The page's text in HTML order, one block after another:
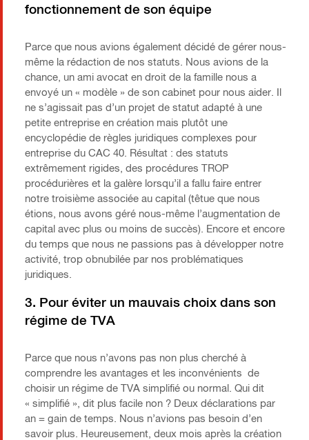
fonctionnement de son équipe
Parce que nous avions également décidé de gérer nous-
même la rédaction de nos statuts. Nous avions de la
chance, un ami avocat en droit de la famille nous a
envoyé un « modèle » de son cabinet pour nous aider. Il
ne s’agissait pas d’un projet de statut adapté à une
petite entreprise en création mais plutôt une
encyclopédie de règles juridiques complexes pour
entreprise du CAC 40. Résultat : des statuts
extrêmement rigides, des procédures TROP
procédurières et la galère lorsqu’il a fallu faire entrer
notre troisième associée au capital (têtue que nous
étions, nous avons géré nous-même l’augmentation de
capital avec plus ou moins de succès). Encore et encore
du temps que nous ne passions pas à développer notre
activité, trop obnubilée par nos problématiques
juridiques.
3. Pour éviter un mauvais choix dans son
régime de TVA
Parce que nous n’avons pas non plus cherché à
comprendre les avantages et les inconvénients de
choisir un régime de TVA simplifié ou normal. Qui dit
« simplifié », dit plus facile non ? Deux déclarations par
an = gain de temps. Nous n’avions pas besoin d’en
savoir plus. Heureusement, deux mois après la création